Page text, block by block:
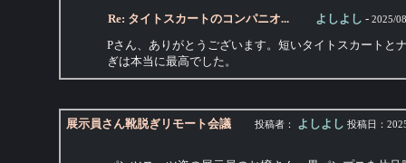
Re: タイトスカートのコンパニオ... よしよし - 2025/
Pさん、ありがとうございます。短いタイトスカートと
ぎは本当に最高でした。
展示員さん靴脱ぎリモート会議 投稿者： よしよし 投稿日：